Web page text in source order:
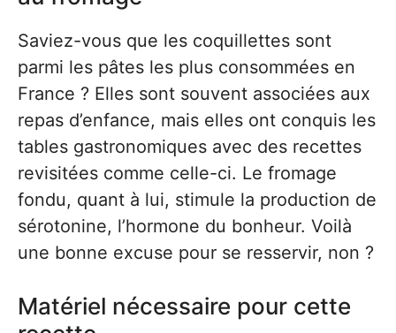
Saviez-vous que les coquillettes sont
parmi les pâtes les plus consommées en
France ? Elles sont souvent associées aux
repas d’enfance, mais elles ont conquis les
tables gastronomiques avec des recettes
revisitées comme celle-ci. Le fromage
fondu, quant à lui, stimule la production de
sérotonine, l’hormone du bonheur. Voilà
une bonne excuse pour se resservir, non ?
Matériel nécessaire pour cette